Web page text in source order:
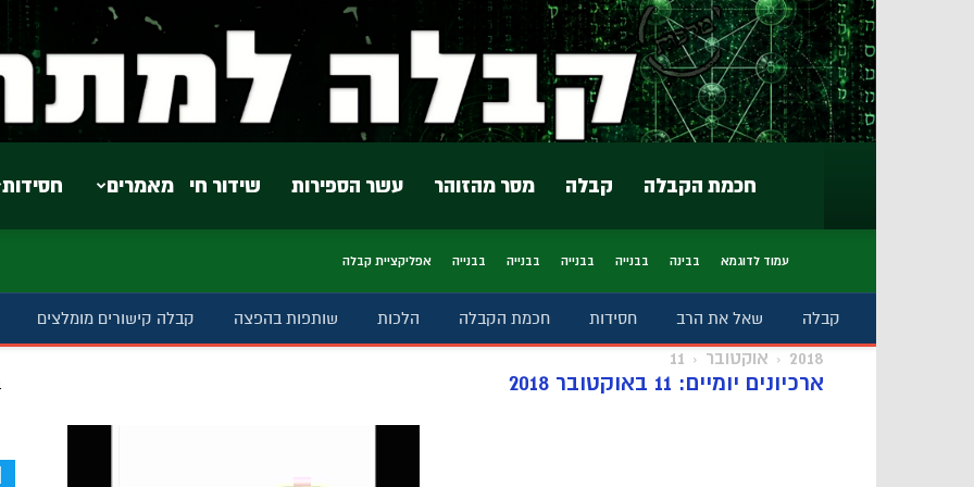
חסידות מאמרים שידור חי עשר הספירות מסר מהזוהר קבלה חכמת הקבלה
עמוד לדוגמא בבינה בבנייה בבנייה בבנייה בבנייה אפליקציית קבלה
קבלה שאל את הרב חסידות חכמת הקבלה הלכות שותפות בהפצה קבלה קישורים מומלצים
2018 אוקטובר 11
ארכיונים יומיים: 11 באוקטובר 2018